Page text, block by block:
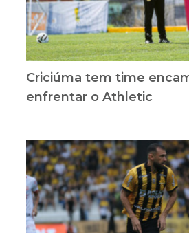
Criciúma tem time
enfrentar o Athletic